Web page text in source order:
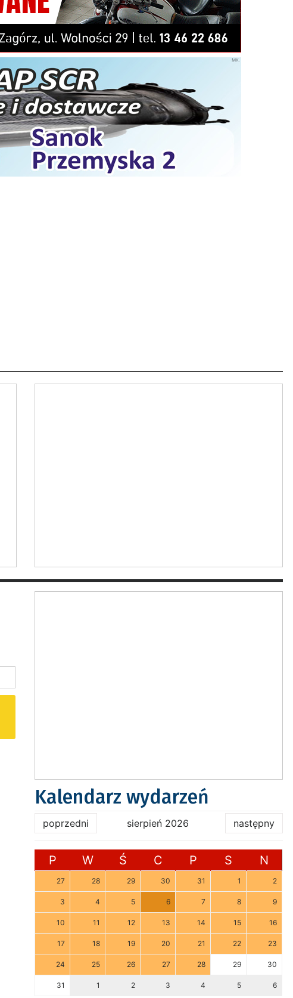
Kalendarz wydarzeń
poprzedni sierpień 2026 następny
P W Ś C P S N
27 28 29 30 31 1 2
3 4 5 6 7 8 9
10 11 12 13 14 15 16
17 18 19 20 21 22 23
24 25 26 27 28 29 30
31 1 2 3 4 5 6